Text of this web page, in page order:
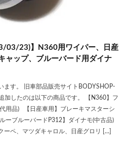
03/23)】N360用ワイパー、日産
ャップ、ブルーバード用ダイナ
ます。 旧車部品販売サイトBODYSHOP-
加したのは以下の商品です。 【N360】フ
用品) 【日産車用】ブレーキマスターシ
ーブルーバードP312】ダイナモ(中古品)
ーペ、マツダキャロル、日産グロリ […]